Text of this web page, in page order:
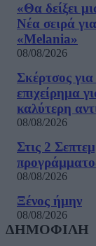
«Θα δείξει
Νέα σειρά
«Melania»
08/08/2026
Σκέρτσος
επιχείρημα
καλύτερη
08/08/2026
Στις 2
08/08/2026
Ξένος ήμην
08/08/2026
ΔΗΜΟΦΙΛΗ